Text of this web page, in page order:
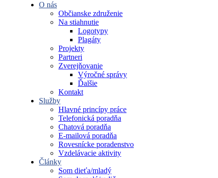
O nás
Občianske združenie
Na stiahnutie
Logotypy
Plagáty
Projekty
Partneri
Zverejňovanie
Výročné správy
Ďalšie
Kontakt
Služby
Hlavné princípy práce
Telefonická poradňa
Chatová poradňa
E-mailová poradňa
Rovesnícke poradenstvo
Vzdelávacie aktivity
Články
Som dieťa/mladý